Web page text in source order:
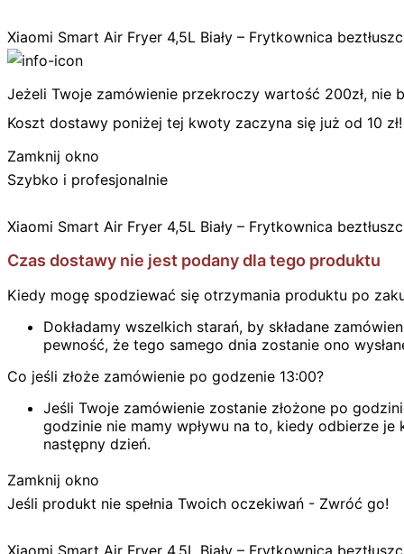
Xiaomi Smart Air Fryer 4,5L Biały – Frytkownica
Jeżeli Twoje zamówienie przekroczy wartość 200zł, nie
Koszt dostawy poniżej tej kwoty zaczyna się już od 10 zł!
Zamknij okno
Szybko i profesjonalnie
Xiaomi Smart Air Fryer 4,5L Biały – Frytkownica
Czas dostawy nie jest podany dla tego produktu
Kiedy mogę spodziewać się otrzymania produktu po
Dokładamy wszelkich starań, by składane
pewność, że tego samego dnia zostanie ono
Co jeśli złoże zamówienie po godzenie 13:00?
Jeśli Twoje zamówienie zostanie złożone po
godzinie nie mamy wpływu na to, kiedy odbierze
następny dzień.
Zamknij okno
Jeśli produkt nie spełnia Twoich oczekiwań - Zwróć go!
Xiaomi Smart Air Fryer 4,5L Biały – Frytkownica